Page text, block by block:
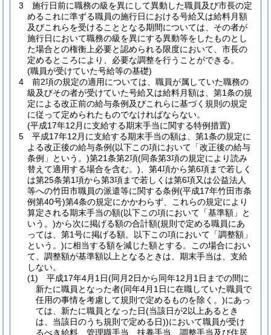
3
施行日前に職務の級を異にして異動した職員及び市長の定
めるこれに準ずる職員の施行日における号給又は給料月額
及びこれらを受けることとなる期間については、その者が
施行日において職務の級を異にする異動等をしたものとし
た場合との権衡上必要と認められる限度において、市長の
定めるところにより、必要な調整を行うことができる。
(職員が受けていた号給等の基礎)
4
前2項の規定の適用については、職員が属していた職務の
級及びその者が受けていた号給又は給料月額は、第1条の規
定による改正前の給与条例及びこれらに基づく規則の規定
に従って定められたものでなければならない。
(平成17年12月に支給する期末手当に関する特例措置)
5
平成17年12月に支給する期末手当の額は、第1条の規定に
よる改正後の給与条例(以下この項において「改正後の給与
条例」という。)第21条第2項(同条第3項の規定により読み
替えて適用する場合を含む。) 、第4項から第6項まで若しく
は第25条第1項から第3項まで若しくは第6項又は公益法人
等への竹田市職員の派遣等に関する条例(平成17年竹田市条
例第40号)第4条の規定にかかわらず、これらの規定により
算定される期末手当の額(以下この項において「基準額」と
いう。)から次に掲げる額の合計額(規則で定める職員にあ
っては、第1号に掲げる額。以下この項において「調整額」
という。)に相当する額を減じた額とする。
この場合におい
て、調整額が基準額以上となるときは、期末手当は、支給
しない。
(1)
平成17年4月1日(同月2日から同年12月1日までの間に
新たに職員となった者(同年4月1日に在職していた職員で
任用の事情を考慮して規則で定めるものを除く。)にあっ
ては、新たに職員となった日(当該日が2以上あるとき
は、当該日のうち規則で定める日))において職員が受け
るべき給料、管理職手当、扶養手当、調整手当及び住居